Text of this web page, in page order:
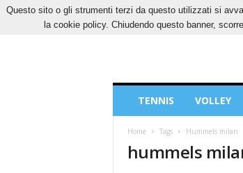
DOMENICA, 9 AGOSTO 2026
Sport
TENNIS VOLLEY
Home Tags Hummels milan
hummels
Questo sito o gli strumenti terzi da questo utilizzati si
la cookie policy. Chiudendo questo banner,